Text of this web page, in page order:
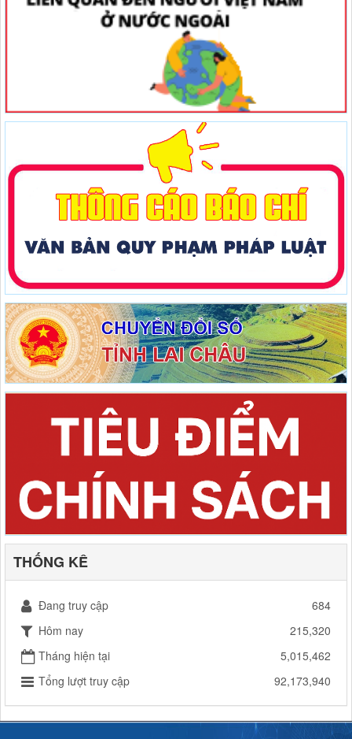
THỐNG KÊ
Đang truy cập
684
Hôm nay
215,320
Tháng hiện tại
5,015,462
Tổng lượt truy cập
92,173,940